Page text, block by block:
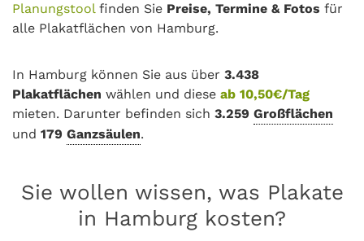
Planungstoolfinden Sie Preise, Termine & Fotos für
alle Plakatflächen von Hamburg.
In Hamburg können Sie aus über 3.438
Plakatflächen wählen und diese ab 10,50€/Tag
mieten. Darunter befinden sich 3.259 Großflächen
und 179 Ganzsäulen.
Sie wollen wissen, was Plakate
in Hamburg kosten?